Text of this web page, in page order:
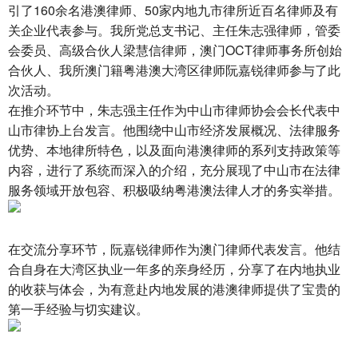
引了160余名港澳律师、50家内地九市律所近百名律师及有
关企业代表参与。我所党总支书记、主任朱志强律师，管委
会委员、高级合伙人梁慧信律师，澳门OCT律师事务所创始
合伙人、我所澳门籍粤港澳大湾区律师阮嘉锐律师参与了此
次活动。
在推介环节中，朱志强主任作为中山市律师协会会长代表中
山市律协上台发言。他围绕中山市经济发展概况、法律服务
优势、本地律所特色，以及面向港澳律师的系列支持政策等
内容，进行了系统而深入的介绍，充分展现了中山市在法律
服务领域开放包容、积极吸纳粤港澳法律人才的务实举措。
在交流分享环节，阮嘉锐律师作为澳门律师代表发言。他结
合自身在大湾区执业一年多的亲身经历，分享了在内地执业
的收获与体会，为有意赴内地发展的港澳律师提供了宝贵的
第一手经验与切实建议。